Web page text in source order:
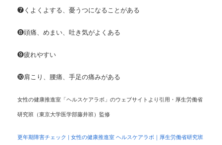
❼くよくよする、憂うつになることがある
❽頭痛、めまい、吐き気がよくある
❾疲れやすい
❿肩こり、腰痛、手足の痛みがある
女性の健康推進室「ヘルスケアラボ」のウェブサイトより引用・厚生労働省
研究班（東京大学医学部藤井班）監修
更年期障害チェック | 女性の健康推進室 ヘルスケアラボ｜厚生労働省研究班